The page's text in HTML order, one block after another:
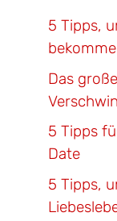
5 Tipps,
Das
5 Tipps
Date
5 Tipps,